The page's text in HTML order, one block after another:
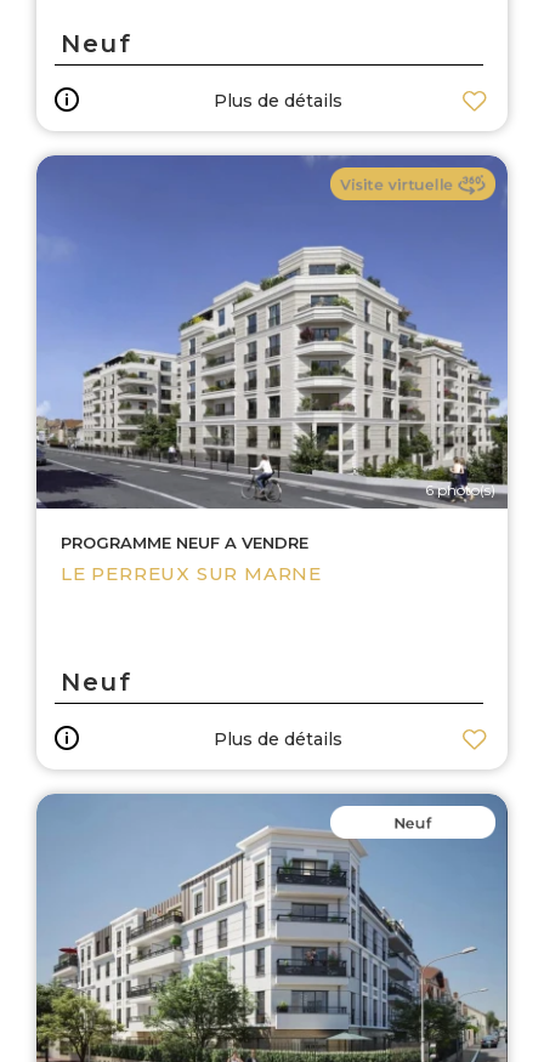
Neuf
Plus de détails
6 photo(s)
PROGRAMME NEUF A VENDRE
LE PERREUX SUR MARNE
Neuf
Plus de détails